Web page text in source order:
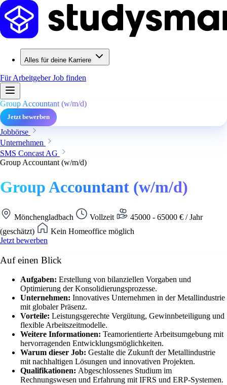
Alles für deine Karriere
Für ArbeitgeberJob finden
Group Accountant (w/m/d)
Jetzt bewerben
Jobbörse
Unternehmen
SMS Concast AG
Group Accountant (w/m/d)
Group Accountant (w/m/d)
Mönchengladbach Vollzeit
45000 - 65000 € / Jahr
(geschätzt)
Kein Homeoffice möglich
Jetzt bewerben
Auf einen Blick
Aufgaben: Erstellung von bilanziellen Vorgaben und
Optimierung der Konsolidierungsprozesse.
Unternehmen: Innovatives Unternehmen in der Metallindustrie
mit globaler Präsenz.
Vorteile: Leistungsgerechte Vergütung, Gewinnbeteiligung und
flexible Arbeitszeitmodelle.
Weitere Informationen: Teamorientierte Arbeitsumgebung mit
hervorragenden Entwicklungsmöglichkeiten.
Warum dieser Job: Gestalte die Zukunft der Metallindustrie
mit nachhaltigen Lösungen und innovativen Projekten.
Qualifikationen: Abgeschlossenes Studium im
Rechnungswesen und Erfahrung mit IFRS und ERP-Systemen.